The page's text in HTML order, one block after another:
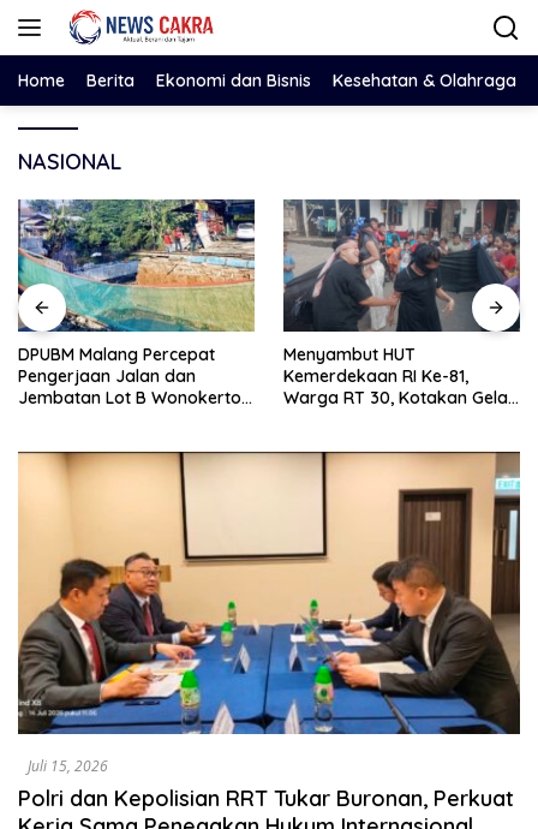
Langsung
Home Berita Ekonomi dan Bisnis Kesehatan & Olahraga
NASIONAL
DPUBM Malang Percepat
Pengerjaan Jalan dan
Jembatan Lot B Wonokerto–
Menyambut HUT
Kemerdekaan RI Ke-81,
Warga RT 30, Kotakan Gelar
Juli 15, 2026
Polri dan Kepolisian RRT Tukar Buronan, Perkuat